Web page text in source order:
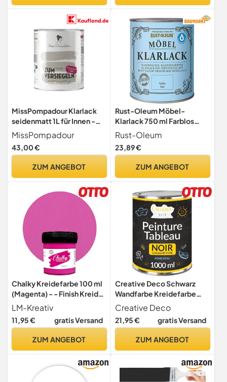
MissPompadour Klarlack
seidenmatt 1L für Innen -
Parkettlack, Holzlack
farblos - Klarlack für Holz,
Treppen, Parkett -
Kreidefarbe, Möbelfarbe,
transparent
MissPompadour
43,00 €
ZUM ANGEBOT
Rust-Oleum Möbel-
Klarlack 750 ml Farblos
matt
Rust-Oleum
23,89 €
ZUM ANGEBOT
Chalky Kreidefarbe 100 ml
(Magenta) - - Finish Kreide-
Farbe für einen
Vintage/Shabby-Chic-
Look. Die
sind auch als Holzfarbe
LM-Kreativ
11,95 € gratis Versand
ZUM ANGEBOT
Creative Deco Schwarz
Wandfarbe Kreidefarbe
Tafelfarbe | 1000ml | 10
m²/1L
Creative Deco
21,95 € gratis Versand
ZUM ANGEBOT